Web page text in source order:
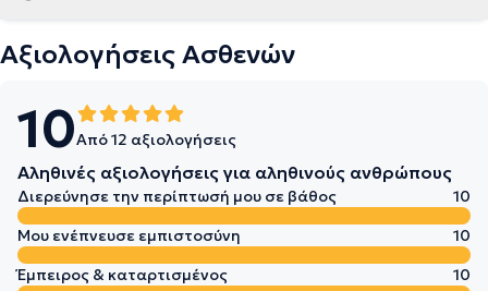
Αξιολογήσεις Ασθενών
10Από 12 αξιολογήσεις
Αληθινές αξιολογήσεις για αληθινούς ανθρώπους
Διερεύνησε την περίπτωσή μου σε βάθος
10
Μου ενέπνευσε εμπιστοσύνη
10
Έμπειρος & καταρτισμένος
10